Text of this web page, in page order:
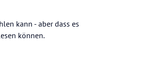
kann - aber dass es
können.